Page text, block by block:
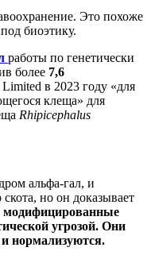
Это похоже
биоэтику.
работы по генетически
более 7,6
в 2023 году «для
клеща» для
Rhipicephalus
альфа-гал, и
но он доказывает
модифицированные
угрозой. Они
нормализуются.